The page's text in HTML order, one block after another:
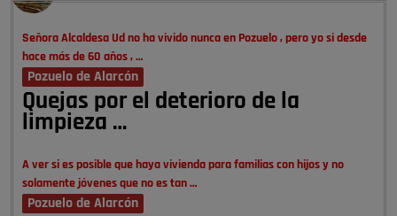
Señora Alcaldesa Ud no ha vivido nunca en Pozuelo , pero yo si desde
hace más de 60 años , …
Pozuelo de Alarcón
Quejas por el deterioro de la
limpieza …
A ver si es posible que haya vivienda para familias con hijos y no
solamente jóvenes que no es tan …
Pozuelo de Alarcón